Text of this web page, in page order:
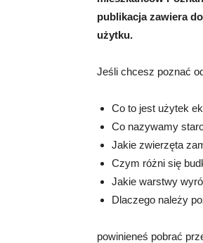
publikacja zawiera
użytku.
Jeśli chcesz poznać
Co to jest użytek
Co nazywamy
Jakie zwierzęta
Czym różni się
Jakie warstwy
Dlaczego należy
powinieneś pobrać